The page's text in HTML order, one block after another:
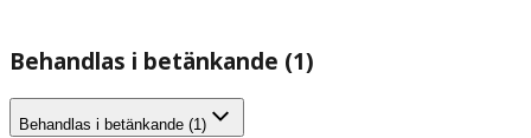
Behandlas i betänkande (1)
Behandlas i betänkande (1)